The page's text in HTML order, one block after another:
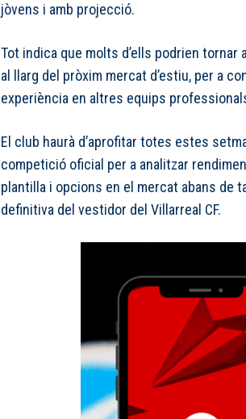
jòvens i amb projecció.
Tot indica que molts d’ells podrien tornar
al llarg del pròxim mercat d’estiu, per a
experiència en altres equips
El club haurà d’aprofitar totes estes
competició oficial per a analitzar
plantilla i opcions en el mercat abans de
definitiva del vestidor del Villarreal CF.